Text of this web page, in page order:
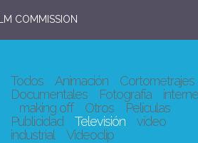
COMMISSION
Todos Animación
Cortometrajes
Documentales
Fotografía
making off
Otros
Películas
Publicidad
Televisión
vídeo
industrial
Videoclip